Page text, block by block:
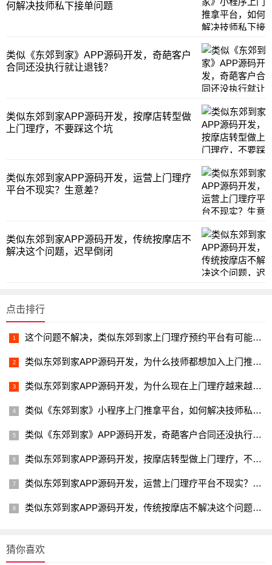
何解决技师私下接单问题
类似《东郊到家》APP源码开发，奇葩客户
合同还没执行就让退钱？
类似东郊到家APP源码开发，按摩店转型做
上门理疗，不要踩这个坑
类似东郊到家APP源码开发，运营上门理疗
平台不现实？生意差？
类似东郊到家APP源码开发，传统按摩店不
解决这个问题，迟早倒闭
点击排行
这个问题不解决，类似东郊到家上门理疗预约平台有可能会面临倒闭
类似东郊到家APP源码开发，为什么技师都想加入上门推拿平台？
类似东郊到家APP源码开发，为什么现在上门理疗越来越受欢迎？
类似《东郊到家》小程序上门推拿平台，如何解决技师私下接单问题
类似《东郊到家》APP源码开发，奇葩客户合同还没执行就让退钱？
类似东郊到家APP源码开发，按摩店转型做上门理疗，不要踩这个坑
类似东郊到家APP源码开发，运营上门理疗平台不现实？生意差？
类似东郊到家APP源码开发，传统按摩店不解决这个问题，迟早倒闭
猜你喜欢